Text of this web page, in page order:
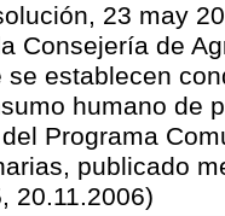
23 may
Consejería de
se establecen
humano de
Programa
publicado
20.11.2006)